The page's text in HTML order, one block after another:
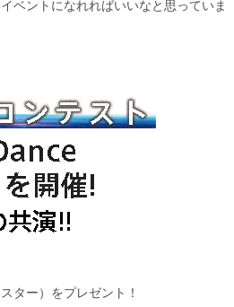
ベントになれればいいなと思っていま
ター）をプレゼント！